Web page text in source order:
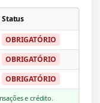
Status
OBRIGATÓRIO
OBRIGATÓRIO
OBRIGATÓRIO
e crédito.